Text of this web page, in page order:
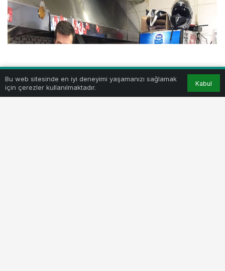
Bu web sitesinde en iyi deneyimi yaşamanızı sağlamak
için çerezler kullanılmaktadır.
Kabul